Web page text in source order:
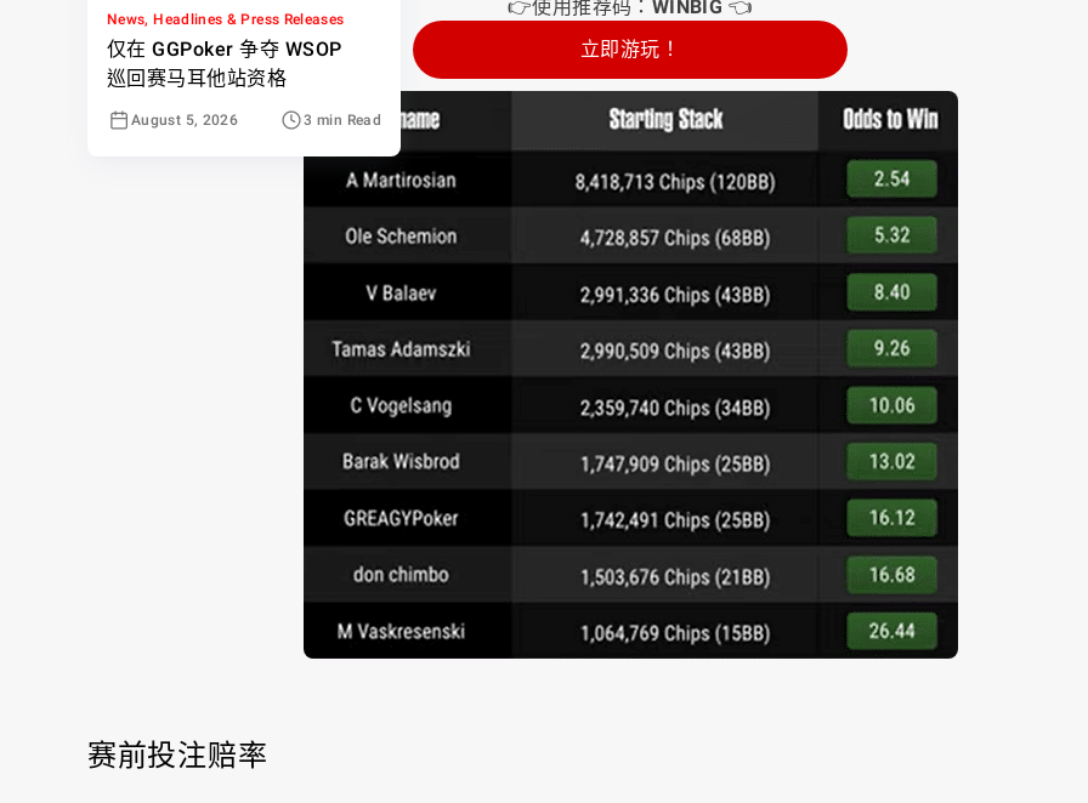
👉使用推荐码： WINBIG 👈
立即游玩！
赛前投注赔率
News, Headlines & Press Releases
仅在 GGPoker 争夺 WSOP
巡回赛马耳他站资格
August 5, 2026 3 min Read